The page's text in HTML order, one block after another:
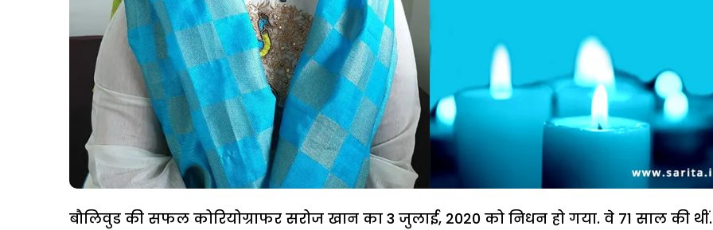
बौलिवुड की सफल कोरियोग्राफर सरोज खान का 3 जुलाई, 2020 को निधन हो गया. वे 71 साल की